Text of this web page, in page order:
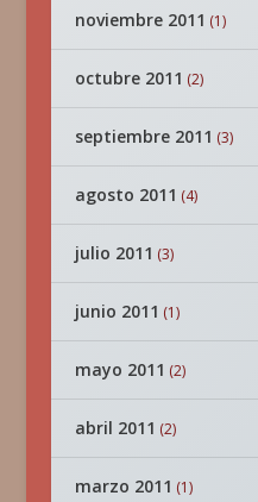
noviembre 2011 (1)
octubre 2011 (2)
septiembre 2011 (3)
agosto 2011 (4)
julio 2011 (3)
junio 2011 (1)
mayo 2011 (2)
abril 2011 (2)
marzo 2011 (1)